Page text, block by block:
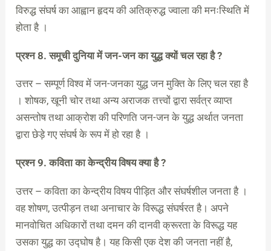
विरुद्ध संघर्ष का आह्वान हृदय की अतिक्रुद्ध ज्वाला की मनःस्थिति में
होता है ।
प्रश्न 8. समूची दुनिया में जन-जन का युद्ध क्यों चल रहा है ?
उत्तर – सम्पूर्ण विश्व में जन-जनका युद्ध जन मुक्ति के लिए चल रहा है
। शोषक, खूनी चोर तथा अन्य अराजक तत्त्वों द्वारा सर्वत्र व्याप्त
असन्तोष तथा आक्रोश की परिणति जन-जन के युद्ध अर्थात जनता
द्वारा छेड़े गए संघर्ष के रूप में हो रहा है ।
प्रश्न 9. कविता का केन्द्रीय विषय क्या है ?
उत्तर – कविता का केन्द्रीय विषय पीड़ित और संघर्षशील जनता है ।
वह शोषण, उत्पीड़न तथा अनाचार के विरूद्ध संघर्षरत है। अपने
मानवोचित अधिकारों तथा दमन की दानवी क्रूरता के विरूद्ध यह
उसका युद्ध का उद्घोष है। यह किसी एक देश की जनता नहीं है,